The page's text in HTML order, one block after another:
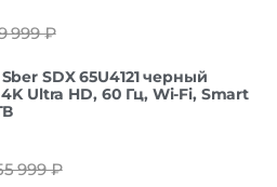
999₽
SDX 65U4121 черный
Ultra HD, 60 Гц, Wi-Fi, Smart
999₽